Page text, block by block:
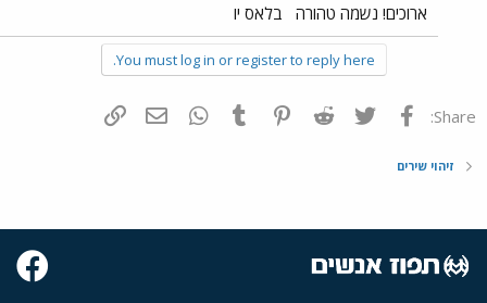
ארוכים! נשמה טהורה בלאס יו
You must log in or register to reply here.
Share: פייסבוק Twitter
Reddit
Pinterest
Tumblr
WhatsAppדואר אלקטרוני
זיהוי שירים